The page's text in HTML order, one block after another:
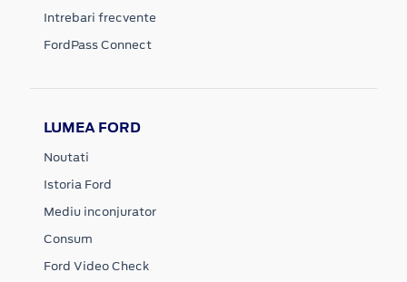
Intrebari frecvente
FordPass Connect
LUMEA FORD
Noutati
Istoria Ford
Mediu inconjurator
Consum
Ford Video Check